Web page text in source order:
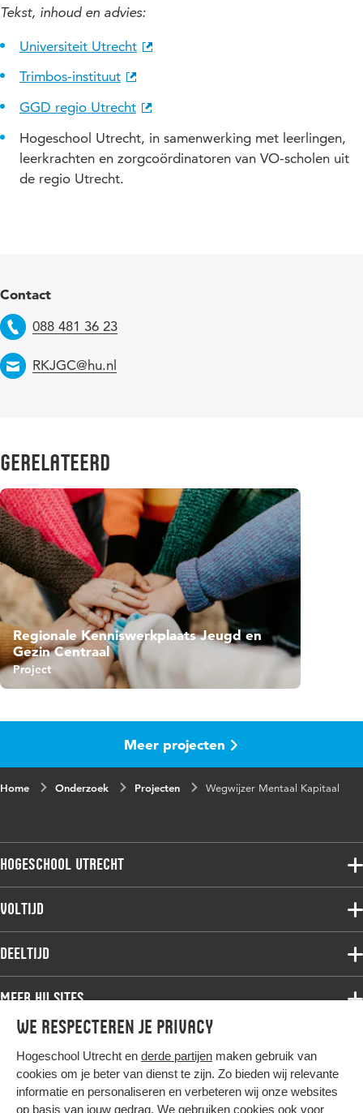
We respecteren je privacy
Hogeschool Utrecht en derde partijen maken gebruik van
cookies om je beter van dienst te zijn. Zo bieden wij relevante
informatie en personaliseren en verbeteren wij onze websites
op basis van jouw gedrag. We gebruiken cookies ook voor
Tekst, inhoud en advies:
Universiteit Utrecht
Trimbos-instituut
GGD regio Utrecht
Hogeschool Utrecht, in samenwerking met leerlingen,
leerkrachten en zorgcoördinatoren van VO-scholen uit
de regio Utrecht.
Contact
Telefoon
088 481 36 23
Email
RKJGC@hu.nl
Gerelateerd
Regionale Kenniswerkplaats Jeugd en
Gezin Centraal
Project
Meer projecten
Home Onderzoek Projecten Wegwijzer Mentaal Kapitaal
Hogeschool Utrecht
Voltijdopleidingen
Deeltijdopleidingen
Onderzoek
Werken bij de HU
Contact
Voltijd
Associate degree
Bachelor
Master
Studiekeuze voltijd
Deeltijd
Associate degree
Bachelor
Master
Post-master
Meer HU sites
HU International
HU Bibliotheek
HU Ontwikkelt
Hier komt alles samen